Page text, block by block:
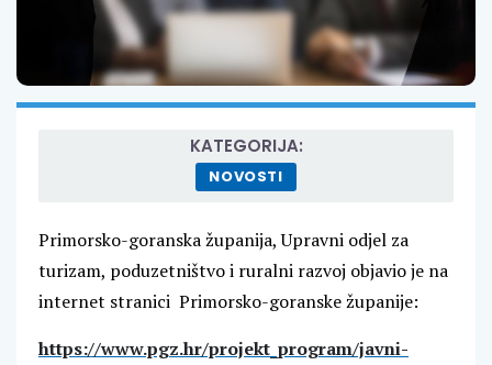
KATEGORIJA:
NOVOSTI
Primorsko-goranska županija, Upravni odjel za
turizam, poduzetništvo i ruralni razvoj objavio je na
internet stranici Primorsko-goranske županije:
https://www.pgz.hr/projekt_program/javni-